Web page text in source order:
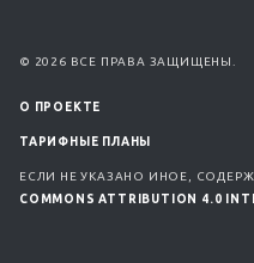
© 2026 ВСЕ ПРАВА ЗАЩИЩЕНЫ.
О ПРОЕКТЕ
ТАРИФНЫЕ ПЛАНЫ
ЕСЛИ НЕ УКАЗАНО ИНОЕ,
COMMONS ATTRIBUTION 4.0